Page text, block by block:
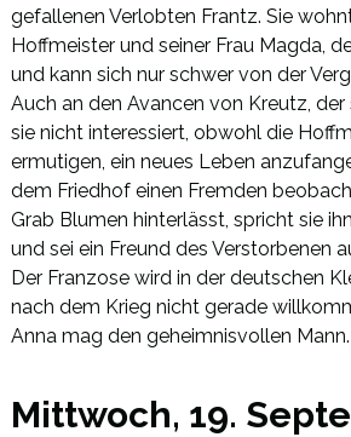
gefallenen Verlobten Frantz. Sie
Hoffmeister und seiner Frau Magda,
und kann sich nur schwer von der
Auch an den Avancen von Kreutz, der
sie nicht interessiert, obwohl die
ermutigen, ein neues Leben
dem Friedhof einen Fremden
Grab Blumen hinterlässt, spricht sie
und sei ein Freund des Verstorbenen
Der Franzose wird in der deutschen
nach dem Krieg nicht gerade
Anna mag den geheimnisvollen Mann.
Mittwoch, 19.